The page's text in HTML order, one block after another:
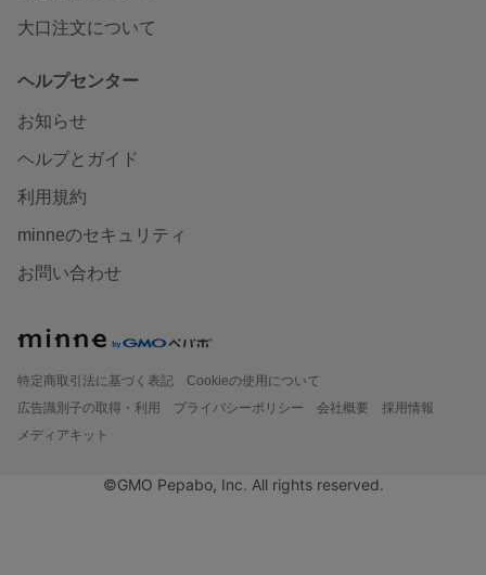
大口注文について
ヘルプセンター
お知らせ
ヘルプとガイド
利用規約
minneのセキュリティ
お問い合わせ
特定商取引法に基づく表記
Cookieの使用について
広告識別子の取得・利用
プライバシーポリシー 会社概要
採用情報
メディアキット
©GMO Pepabo, Inc. All rights reserved.